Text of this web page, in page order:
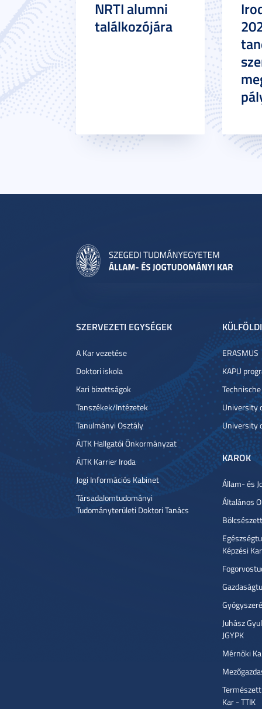
NRTI alumni
találkozójára
SZERVEZETI EGYSÉGEK
A Kar vezetése
Doktori iskola
Kari bizottságok
Tanszékek/Intézetek
Tanulmányi Osztály
ÁJTK Hallgatói Önkormányzat
ÁJTK Karrier Iroda
Jogi Információs Kabinet
Társadalomtudományi
Tudományterületi Doktori Tanács
ERASMUS
KAPU
University
University
KAROK
Állam- és
Általános
Képzési
Juhász
JGYPK
Mérnöki
Kar - TTIK